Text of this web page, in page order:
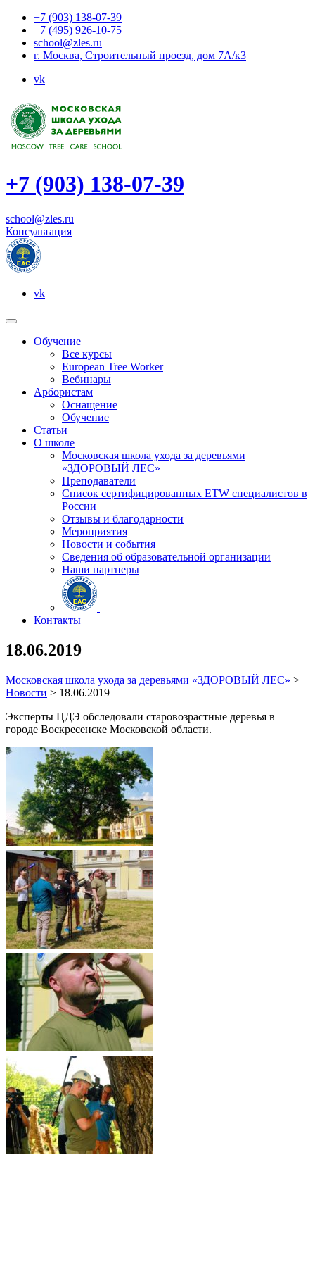
+7 (903) 138-07-39
+7 (495) 926-10-75
school@zles.ru
г. Москва, Строительный проезд, дом 7А/к3
vk
+7 (903) 138-07-39
school@zles.ru
Консультация
vk
Обучение
Все курсы
European Tree Worker
Вебинары
Арбористам
Оснащение
Обучение
Статьи
О школе
Московская школа ухода за деревьями
«ЗДОРОВЫЙ ЛЕС»
Преподаватели
Список сертифицированных ETW специалистов в
России
Отзывы и благодарности
Мероприятия
Новости и события
Сведения об образовательной организации
Наши партнеры
Контакты
18.06.2019
Московская школа ухода за деревьями «ЗДОРОВЫЙ ЛЕС» >
Новости > 18.06.2019
Эксперты ЦДЭ обследовали старовозрастные деревья в
городе Воскресенске Московской области.